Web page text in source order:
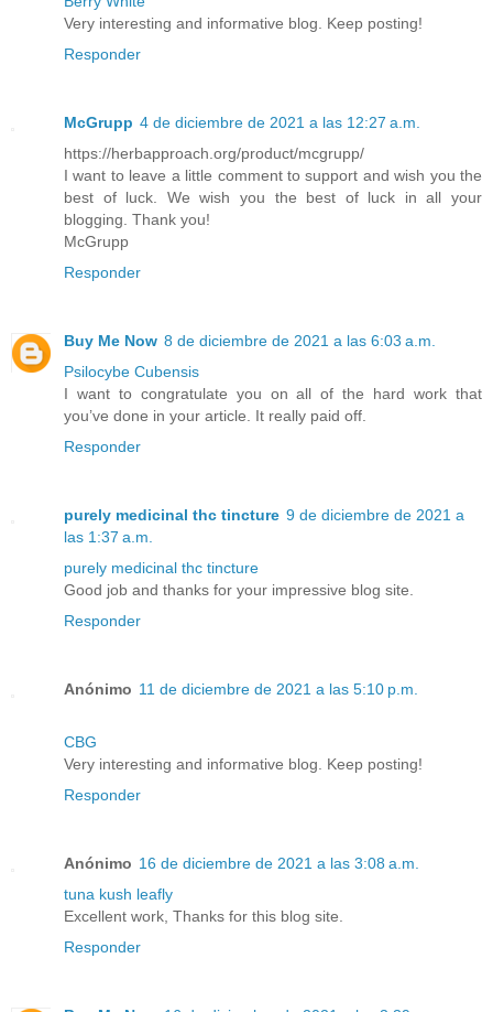
Very interesting and informative blog. Keep posting!
Responder
McGrupp 4 de diciembre de 2021 a las 12:27 a.m.
https://herbapproach.org/product/mcgrupp/
I want to leave a little comment to support and wish you the
best of luck. We wish you the best of luck in all your
blogging. Thank you!
McGrupp
Responder
Buy Me Now 8 de diciembre de 2021 a las 6:03 a.m.
Psilocybe Cubensis
I want to congratulate you on all of the hard work that
you’ve done in your article. It really paid off.
Responder
purely medicinal thc tincture 9 de diciembre de 2021 a
las 1:37 a.m.
purely medicinal thc tincture
Good job and thanks for your impressive blog site.
Responder
Anónimo 11 de diciembre de 2021 a las 5:10 p.m.
CBG
Very interesting and informative blog. Keep posting!
Responder
Anónimo 16 de diciembre de 2021 a las 3:08 a.m.
tuna kush leafly
Excellent work, Thanks for this blog site.
Responder